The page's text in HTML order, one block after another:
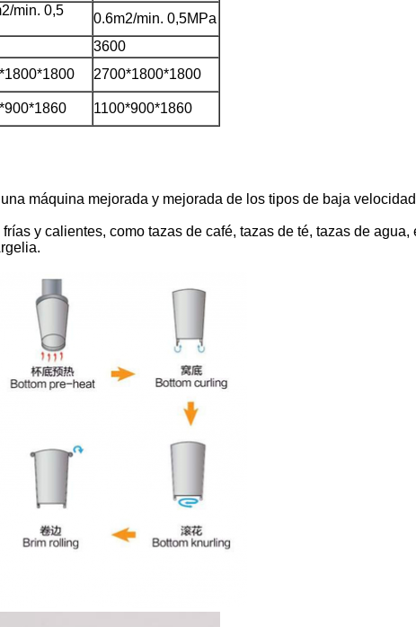
min. 0,5
0.6m2/min. 0,5MPa
3600
2700*1800*1800
1100*900*1860
máquina mejorada y mejorada de los tipos de baja
y calientes, como tazas de café, tazas de té, tazas de